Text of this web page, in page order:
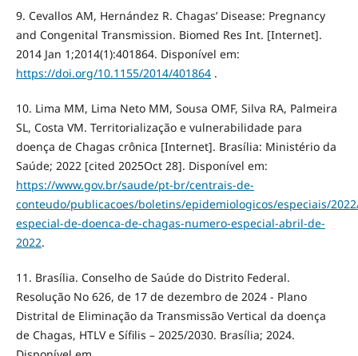
9. Cevallos AM, Hernández R. Chagas’ Disease: Pregnancy
and Congenital Transmission. Biomed Res Int. [Internet].
2014 Jan 1;2014(1):401864. Disponível em:
https://doi.org/10.1155/2014/401864.
10. Lima MM, Lima Neto MM, Sousa OMF, Silva RA, Palmeira
SL, Costa VM. Territorialização e vulnerabilidade para
doença de Chagas crônica [Internet]. Brasília: Ministério da
Saúde; 2022 [cited 2025Oct 28]. Disponível em:
https://www.gov.br/saude/pt-br/centrais-de-
conteudo/publicacoes/boletins/epidemiologicos/especiais/
especial-de-doenca-de-chagas-numero-especial-abril-de-
2022.
11. Brasília. Conselho de Saúde do Distrito Federal.
Resolução No 626, de 17 de dezembro de 2024 - Plano
Distrital de Eliminação da Transmissão Vertical da doença
de Chagas, HTLV e Sífilis – 2025/2030. Brasília; 2024.